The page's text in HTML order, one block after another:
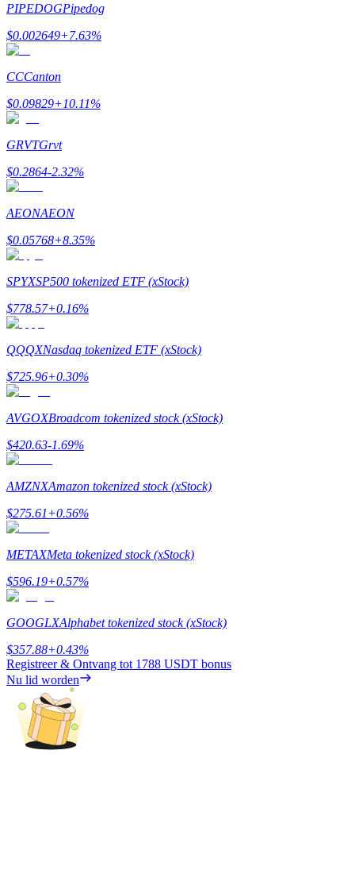
Verdienen
Macht varkentje
Verdien dagelijks competitieve beloningen
Uitzetten
Hoog rendement en directe toegang
Flexibel staken om populaire tokens te verdienen.
PIPEDOGPipedog
$0.002649+7.63%
CCCanton
$0.09829+10.11%
GRVTGrvt
$0.2864-2.32%
AEONAEON
$0.05768+8.35%
SPYXSP500 tokenized ETF (xStock)
$778.57+0.16%
QQQXNasdaq tokenized ETF (xStock)
$725.96+0.30%
AVGOXBroadcom tokenized stock (xStock)
$420.63-1.69%
AMZNXAmazon tokenized stock (xStock)
$275.61+0.56%
METAXMeta tokenized stock (xStock)
$596.19+0.57%
GOOGLXAlphabet tokenized stock (xStock)
$357.88+0.43%
Registreer & Ontvang tot 1788 USDT bonus
Nu lid worden